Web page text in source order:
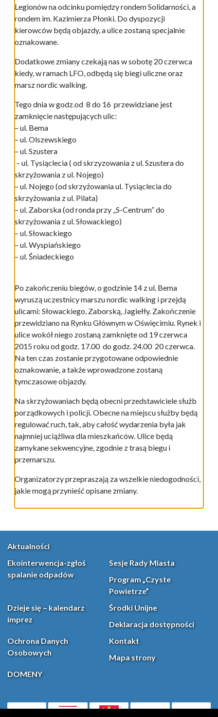
Legionów na odcinku pomiędzy rondem Solidarności, a
rondem im. Kazimierza Płonki. Do dyspozycji
kierowców będą objazdy, a ulice zostaną specjalnie
oznakowane.
Dodatkowe zmiany czekają nas w sobotę 20 czerwca
kiedy, w ramach LFO, odbędą się biegi uliczne oraz
marsz nordic walking.
Tego dnia w godz.od 8 do 16 przewidziane jest
zamknięcie następujących ulic:
– ul. Bema
– ul. Olszewskiego
– ul. Szustera
– ul. Tysiąclecia ( od skrzyzowania z ul. Szustera do
skrzyżowania z ul. Nojego)
– ul. Nojego (od skrzyżowania ul. Tysiąclecia do
skrzyżowania z ul. Pilata)
– ul. Zaborska (od ronda przy „S-Centrum” do
skrzyżowania z ul. Słowackiego)
– ul. Słowackiego
– ul. Wyspiańskiego
– ul. Śniadeckiego
Po zakończeniu biegów, o godzinie 14 z ul. Bema
wyruszą uczestnicy marszu nordic walking i przejdą
ulicami: Słowackiego, Zaborską, Jagiełły. Zakończenie
przewidziano na Rynku Głównym w Oświęcimiu. Rynek i
ulice wokół niego zostaną zamknięte od 19 czerwca
2015 roku od godz. 17.00 do godz. 24.00 20 czerwca.
Na ten czas zostanie przygotowane odpowiednie
oznakowanie, a także wprowadzone zostaną
tymczasowe objazdy.
Na skrzyżowaniach będą obecni przedstawiciele służb
porządkowych i policji. Obecne na miejscu służby będą
regulować ruch, tak, aby całość wydarzenia była jak
najmniej uciążliwa dla mieszkańców. Ulice będą
zamykane sekwencyjne, zgodnie z trasą biegu i
przemarszu.
Organizatorzy przepraszają za wszelkie niedogodności,
jakie mogą przynieść opisane zmiany.
Aktualności
Ekointerwencja-zgłoś
spalanie odpadów
Sesje Rady Miasta
Program „Czyste
Powietrze”
Dzieje się – kalendarz
imprez
Środki Unijne
Deklaracja dostępności
Ochrona Danych
Osobowych
Kontakt
Mapa strony
DOMENY